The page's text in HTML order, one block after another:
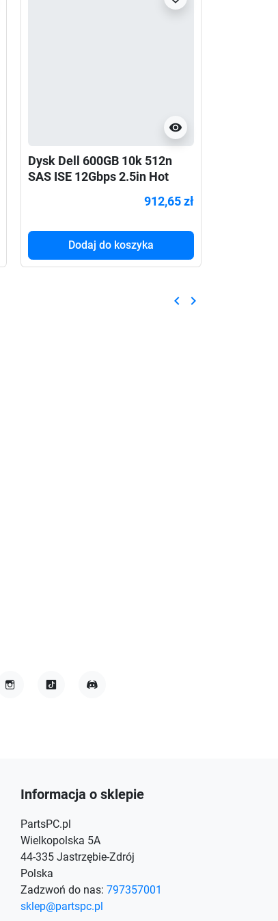
visibility
Dysk Dell 600GB 10k 512n
SAS ISE 12Gbps 2.5in Hot
912,65 zł
Dodaj do koszyka
Poprzedni
keyboard_arrow_left Następny
keyboard_arrow_right
Informacja o sklepie
PartsPC.pl
Wielkopolska 5A
44-335 Jastrzębie-Zdrój
Polska
Zadzwoń do nas: 797357001
sklep@partspc.pl